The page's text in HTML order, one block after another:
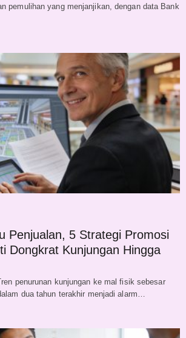
pemulihan yang menjanjikan, dengan data Bank
Penjualan, 5 Strategi Promosi
Dongkrat Kunjungan Hingga
penurunan kunjungan ke mal fisik sebesar
dua tahun terakhir menjadi alarm…